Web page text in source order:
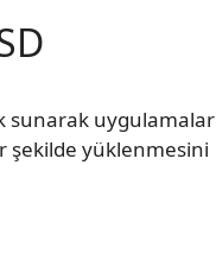
sunarak uygulamalar
şekilde yüklenmesini